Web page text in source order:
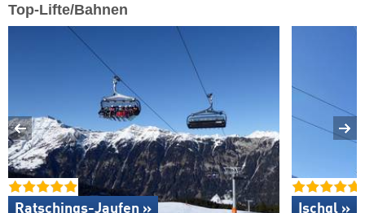
Top-Lifte/Bahnen
Ratschings-Jaufen » Ischgl »